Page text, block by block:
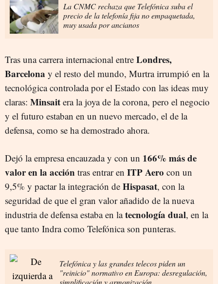
La CNMC rechaza que Telefónica suba el
precio de la telefonía fija no empaquetada,
muy usada por ancianos
Tras una carrera internacional entre Londres,
Barcelona y el resto del mundo, Murtra irrumpió en la
tecnológica controlada por el Estado con las ideas muy
claras: Minsait era la joya de la corona, pero el negocio
y el futuro estaban en un nuevo mercado, el de la
defensa, como se ha demostrado ahora.
Dejó la empresa encauzada y con un 166% más de
valor en la acción tras entrar en ITP Aero con un
9,5% y pactar la integración de Hispasat, con la
seguridad de que el gran valor añadido de la nueva
industria de defensa estaba en latecnología dual, en la
que tanto Indra como Telefónica son punteras.
Telefónica y las grandes telecos piden un
"reinicio" normativo en Europa: desregulación,
simplificación y armonización